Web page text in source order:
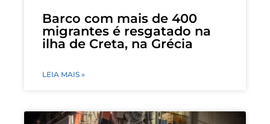
Barco com mais de 400
migrantes é resgatado na
ilha de Creta, na Grécia
LEIA MAIS »